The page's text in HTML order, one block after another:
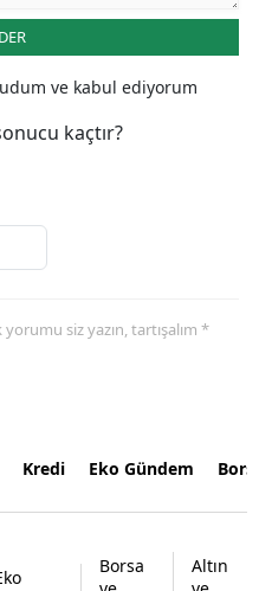
ve kabul ediyorum
kaçtır?
siz yazın, tartışalım *
Kredi Eko Gündem
Borsa
Altın